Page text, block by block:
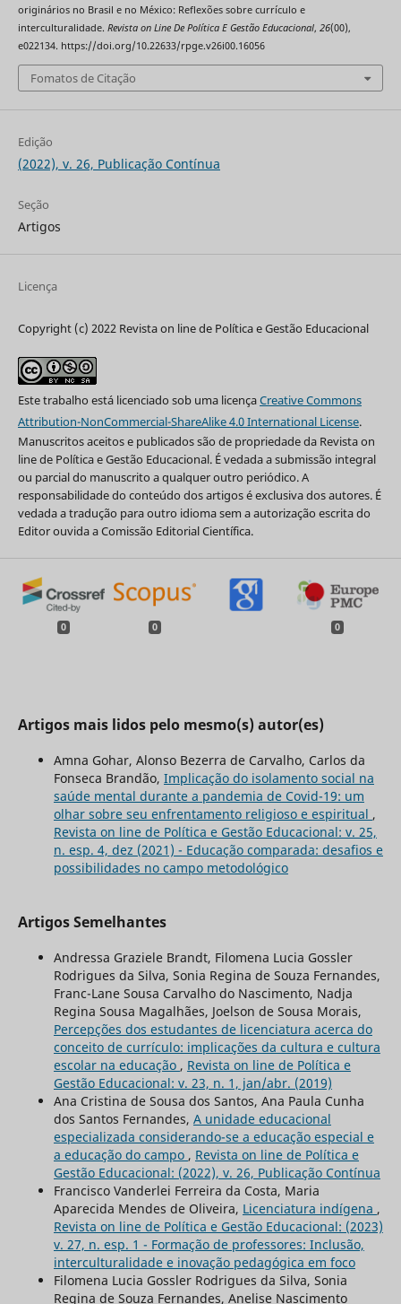
originários no Brasil e no México: Reflexões sobre currículo e
interculturalidade. Revista on Line De Política E Gestão Educacional, 26(00),
e022134. https://doi.org/10.22633/rpge.v26i00.16056
Fomatos de Citação
Edição
(2022), v. 26, Publicação Contínua
Seção
Artigos
Licença
Copyright (c) 2022 Revista on line de Política e Gestão Educacional
Este trabalho está licenciado sob uma licençaCreative Commons
Attribution-NonCommercial-ShareAlike 4.0 International License.
Manuscritos aceitos e publicados são de propriedade da Revista on
line de Política e Gestão Educacional. É vedada a submissão integral
ou parcial do manuscrito a qualquer outro periódico. A
responsabilidade do conteúdo dos artigos é exclusiva dos autores. É
vedada a tradução para outro idioma sem a autorização escrita do
Editor ouvida a Comissão Editorial Científica.
0 0 0
Artigos mais lidos pelo mesmo(s) autor(es)
Amna Gohar, Alonso Bezerra de Carvalho, Carlos da
Fonseca Brandão, Implicação do isolamento social na
saúde mental durante a pandemia de Covid-19: um
olhar sobre seu enfrentamento religioso e espiritual ,
Revista on line de Política e Gestão Educacional: v. 25,
n. esp. 4, dez (2021) - Educação comparada: desafios e
possibilidades no campo metodológico
Artigos Semelhantes
Andressa Graziele Brandt, Filomena Lucia Gossler
Rodrigues da Silva, Sonia Regina de Souza Fernandes,
Franc-Lane Sousa Carvalho do Nascimento, Nadja
Regina Sousa Magalhães, Joelson de Sousa Morais,
Percepções dos estudantes de licenciatura acerca do
conceito de currículo: implicações da cultura e cultura
escolar na educação , Revista on line de Política e
Gestão Educacional: v. 23, n. 1, jan/abr. (2019)
Ana Cristina de Sousa dos Santos, Ana Paula Cunha
dos Santos Fernandes, A unidade educacional
especializada considerando-se a educação especial e
a educação do campo , Revista on line de Política e
Gestão Educacional: (2022), v. 26, Publicação Contínua
Francisco Vanderlei Ferreira da Costa, Maria
Aparecida Mendes de Oliveira, Licenciatura indígena ,
Revista on line de Política e Gestão Educacional: (2023)
v. 27, n. esp. 1 - Formação de professores: Inclusão,
interculturalidade e inovação pedagógica em foco
Filomena Lucia Gossler Rodrigues da Silva, Sonia
Regina de Souza Fernandes, Anelise Nascimento